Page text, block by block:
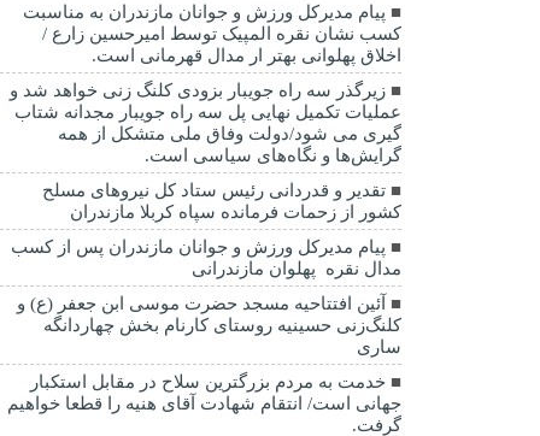
پیام مدیرکل ورزش و جوانان مازندران به مناسبت
کسب نشان نقره المپیک توسط امیرحسین زارع /
اخلاق پهلوانی بهتر ار مدال قهرمانی است.
زیرگذر سه راه جویبار بزودی کلنگ زنی خواهد شد و
عملیات تکمیل نهایی پل سه راه جویبار مجدانه شتاب
گیری می شود/دولت وفاق ملی متشکل از همه
گرایش‌ها و نگاه‌های سیاسی است.
تقدیر و قدردانی رئیس ستاد کل نیرو‌های مسلح
کشور از زحمات فرمانده سپاه کربلا مازندران
پیام مدیرکل ورزش و جوانان مازندران پس از کسب
مدال نقره پهلوان مازندرانی
آئین افتتاحیه مسجد حضرت موسی ابن جعفر (ع) و
کلنگ‌زنی حسینیه روستای کارنام بخش چهاردانگه
ساری
خدمت به مردم بزرگترین سلاح در مقابل استکبار
جهانی است/ انتقام شهادت آقای هنیه را قطعا خواهیم
گرفت.